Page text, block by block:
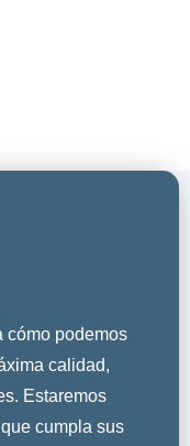
cómo podemos
calidad,
Estaremos
cumpla sus